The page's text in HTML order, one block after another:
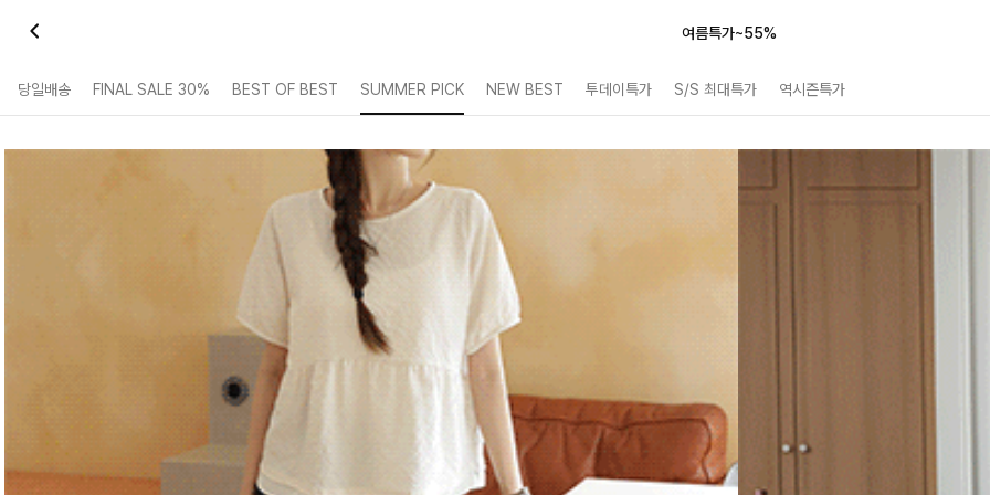
여름특가~55%
당일배송 FINAL SALE 30% BEST OF BEST SUMMER PICK NEW BEST 투데이특가 S/S 최대특가 역시즌특가